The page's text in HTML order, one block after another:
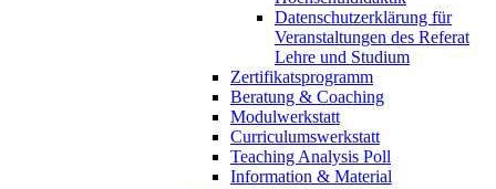
Datenschutzerklärung für
Veranstaltungen des Referat
Lehre und Studium
Zertifikatsprogramm
Beratung & Coaching
Modulwerkstatt
Curriculumswerkstatt
Teaching Analysis Poll
Information & Material